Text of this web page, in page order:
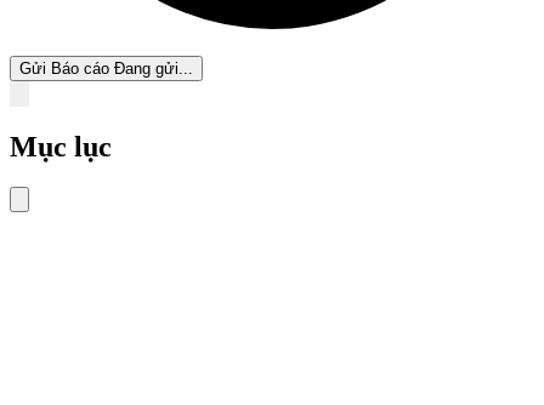
Gửi Báo cáo Đang gửi...
Mục lục